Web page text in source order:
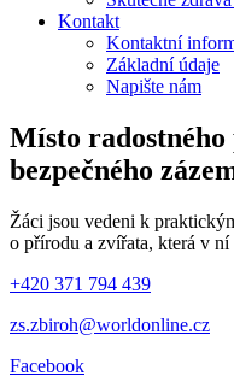
Kontakt
Kontaktní
Základní údaje
Napište nám
Místo
bezpečného
Žáci jsou vedeni k
o přírodu a zvířata, která v
+420 371 794 439
zs.zbiroh@worldonline.cz
Facebook